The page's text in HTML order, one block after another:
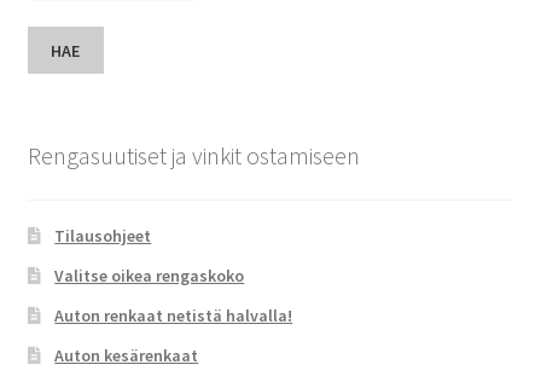
HAE
Rengasuutiset ja vinkit ostamiseen
Tilausohjeet
Valitse oikea rengaskoko
Auton renkaat netistä halvalla!
Auton kesärenkaat